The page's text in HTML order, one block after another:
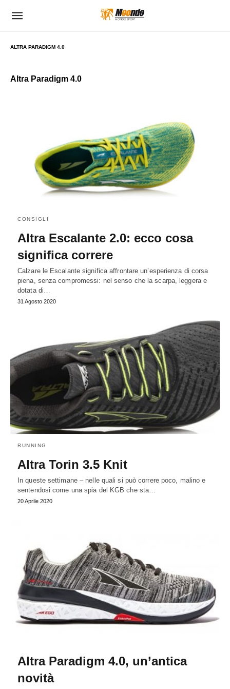
ALTRA PARADIGM 4.0
Altra Paradigm 4.0
CONSIGLI
Altra Escalante 2.0: ecco cosa
significa correre
Calzare le Escalante significa affrontare un’esperienza di corsa
piena, senza compromessi: nel senso che la scarpa, leggera e
dotata di…
31 Agosto 2020
RUNNING
Altra Torin 3.5 Knit
In queste settimane – nelle quali si può correre poco, malino e
sentendosi come una spia del KGB che sta…
20 Aprile 2020
Altra Paradigm 4.0, un’antica
novità